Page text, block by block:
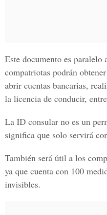
Este documento es paralelo
compatriotas podrán
abrir cuentas bancarias,
la licencia de conducir,
La ID consular no es un
significa que solo servirá
También será útil a los
ya que cuenta con 100
invisibles.